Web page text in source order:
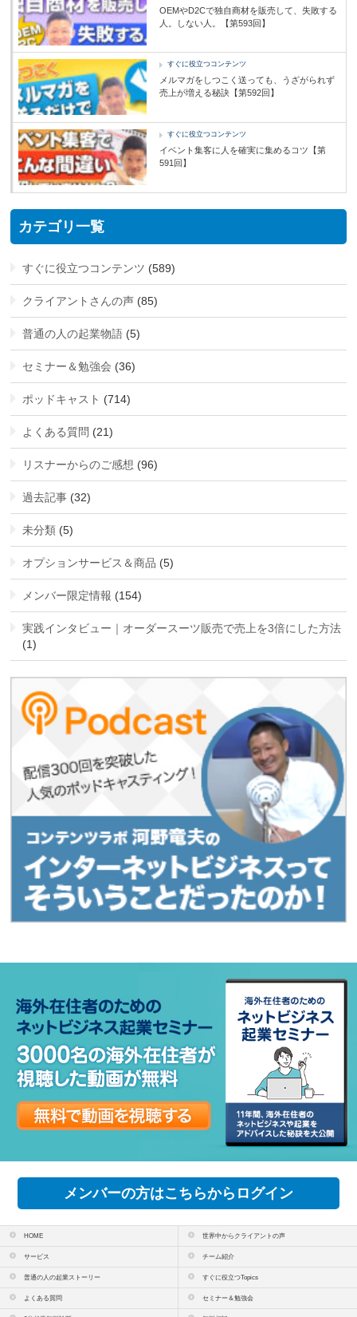
OEMやD2Cで独自商材を販売して、失敗する
人。しない人。【第593回】
すぐに役立つコンテンツ
メルマガをしつこく送っても、うざがられず
売上が増える秘訣【第592回】
すぐに役立つコンテンツ
イベント集客に人を確実に集めるコツ【第
591回】
カテゴリ一覧
すぐに役立つコンテンツ (589)
クライアントさんの声 (85)
普通の人の起業物語 (5)
セミナー＆勉強会 (36)
ポッドキャスト (714)
よくある質問 (21)
リスナーからのご感想 (96)
過去記事 (32)
未分類 (5)
オプションサービス＆商品 (5)
メンバー限定情報 (154)
実践インタビュー｜オーダースーツ販売で売上を3倍にした方法
(1)
メンバーの方はこちらからログイン
HOME 世界中からクライアントの声
サービス チーム紹介
普通の人の起業ストーリー すぐに役立つTopics
よくある質問 セミナー＆勉強会